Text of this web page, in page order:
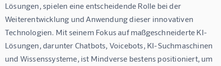
Lösungen, spielen eine entscheidende Rolle bei der
Weiterentwicklung und Anwendung dieser innovativen
Technologien. Mit seinem Fokus auf maßgeschneiderte KI-
Lösungen, darunter Chatbots, Voicebots, KI-Suchmaschinen
und Wissenssysteme, ist Mindverse bestens positioniert, um